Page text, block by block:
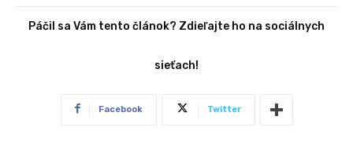
Páčil sa Vám tento článok? Zdieľajte ho na sociálnych
sieťach!
Facebook Twitter